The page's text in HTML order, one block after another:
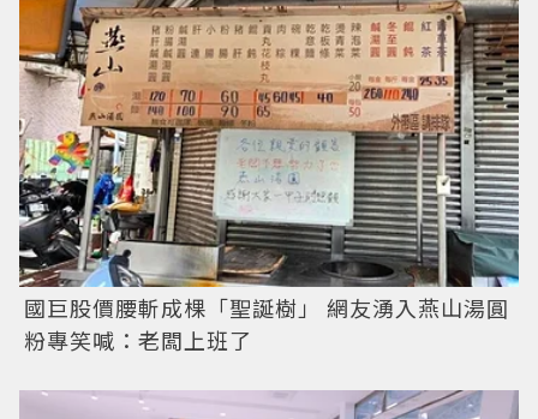
國巨股價腰斬成棵「聖誕樹」 網友湧入燕山湯圓
粉專笑喊：老闆上班了